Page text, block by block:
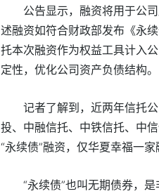
公告显示，融资将用于公
述融资如符合财政部发布《永
托本次融资作为权益工具计入
定性，优化公司资产负债结构。
记者了解到，近两年信托
投、中融信托、中铁信托、中
“永续债”融资，仅华夏幸福一家
“永续债”也叫无期债券，